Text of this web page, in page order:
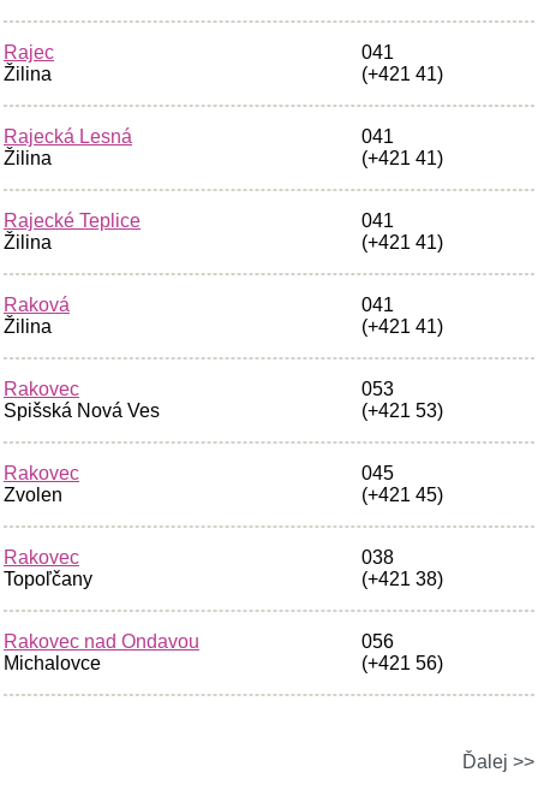
Rajec
Žilina
041
(+421 41)
Rajecká Lesná
Žilina
041
(+421 41)
Rajecké Teplice
Žilina
041
(+421 41)
Raková
Žilina
041
(+421 41)
Rakovec
Spišská Nová Ves
053
(+421 53)
Rakovec
Zvolen
045
(+421 45)
Rakovec
Topoľčany
038
(+421 38)
Rakovec nad Ondavou
Michalovce
056
(+421 56)
Ďalej >>